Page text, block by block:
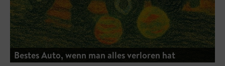
Bestes Auto, wenn man alles verloren hat